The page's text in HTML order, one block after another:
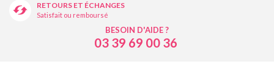
RETOURS ET ÉCHANGES
Satisfait ou remboursé
BESOIN D'AIDE ?
03 39 69 00 36